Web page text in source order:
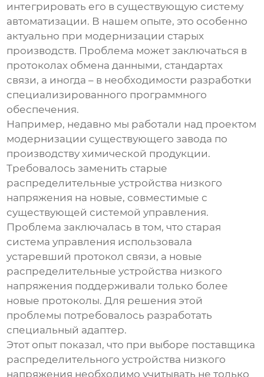
интегрировать его в существующую систему
автоматизации. В нашем опыте, это особенно
актуально при модернизации старых
производств. Проблема может заключаться в
протоколах обмена данными, стандартах
связи, а иногда – в необходимости разработки
специализированного программного
обеспечения.
Например, недавно мы работали над проектом
модернизации существующего завода по
производству химической продукции.
Требовалось заменить старые
распределительные устройства низкого
напряжения на новые, совместимые с
существующей системой управления.
Проблема заключалась в том, что старая
система управления использовала
устаревший протокол связи, а новые
распределительные устройства низкого
напряжения поддерживали только более
новые протоколы. Для решения этой
проблемы потребовалось разработать
специальный адаптер.
Этот опыт показал, что при выборе поставщика
распределительного устройства низкого
напряжения необходимо учитывать не только